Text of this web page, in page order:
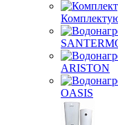
ARISTON
OASIS